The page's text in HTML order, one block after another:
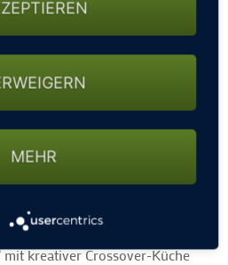
gelegen und eingebettet
grünen Wiesen, weiten
Zimmer und Suiten bieten
Atmosphäre und sind der
für Erkundungen in der
– sei es beim
ausgezeichneten
mit kreativer Crossover-Küche
MEHR